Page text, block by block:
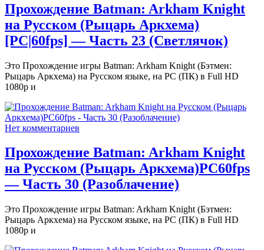
Прохождение Batman: Arkham Knight
на Русском (Рыцарь Аркхема)
[PС|60fps] — Часть 23 (Светлячок)
Это Прохождение игры Batman: Arkham Knight (Бэтмен:
Рыцарь Аркхема) на Русском языке, на PC (ПК) в Full HD
1080p и
Нет комментариев
Прохождение Batman: Arkham Knight
на Русском (Рыцарь Аркхема)PС60fps
— Часть 30 (Разоблачение)
Это Прохождение игры Batman: Arkham Knight (Бэтмен:
Рыцарь Аркхема) на Русском языке, на PC (ПК) в Full HD
1080p и